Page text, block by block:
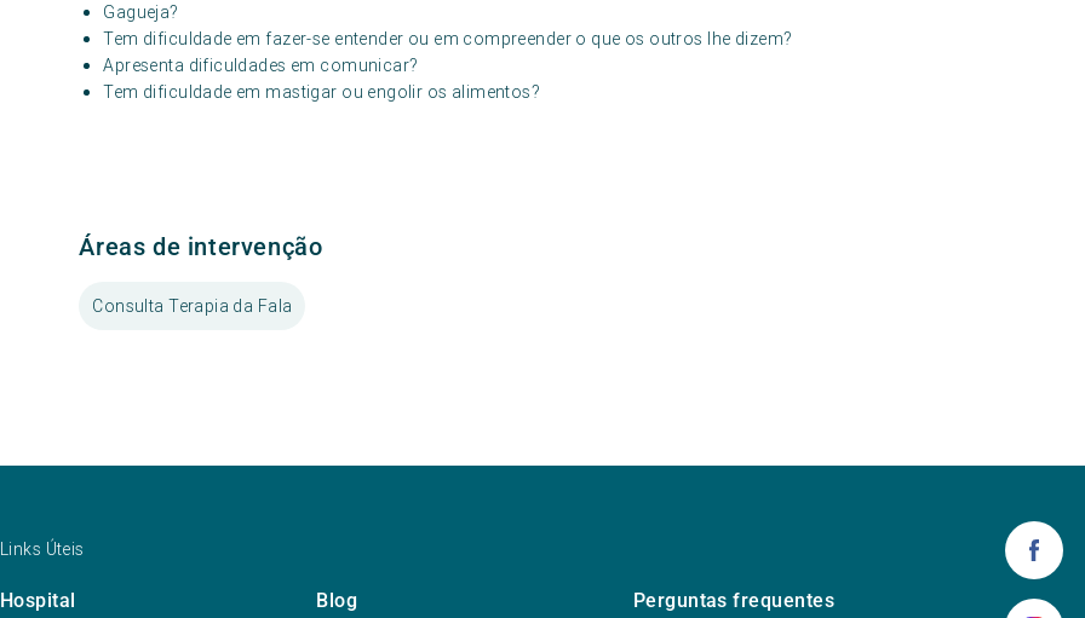
Gagueja?
Tem dificuldade em fazer-se entender ou em compreender o que os outros lhe dizem?
Apresenta dificuldades em comunicar?
Tem dificuldade em mastigar ou engolir os alimentos?
Áreas de intervenção
Consulta Terapia da Fala
Links Úteis
Hospital Blog Perguntas frequentes